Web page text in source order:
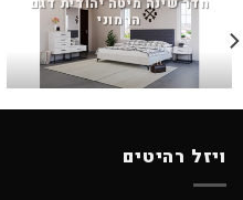
חדר שינה מיטה יהודית דגם
הרמוני
ויזל רהיטים